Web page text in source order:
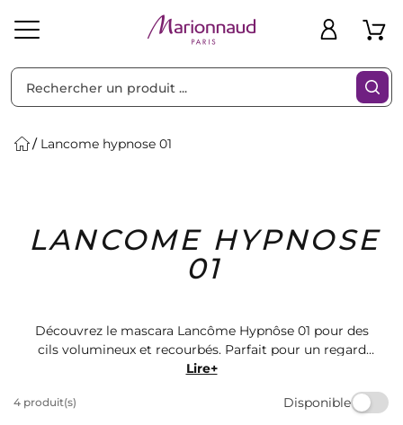
Solaire Homme Marques Idées
Cadeaux
Bons
Plans
Lancome hypnose 01
LANCOME HYPNOSE
01
Découvrez le mascara Lancôme Hypnôse 01 pour des
cils volumineux et recourbés. Parfait pour un regard
intense et séduisant. Retrouvez ce produit et d'autres
plaisir et sublimez votre beauté avec nos produits de
Lire+
4 produit(s) Disponible
Filtres